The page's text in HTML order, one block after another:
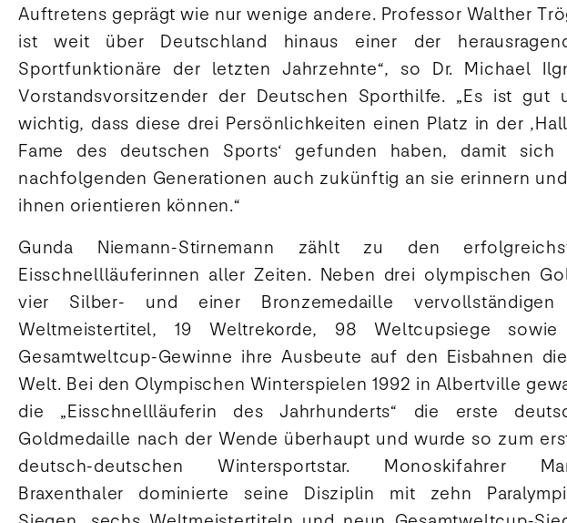
Auftretens geprägt wie nur wenige andere. Professor Walther
ist weit über Deutschland hinaus einer der
Sportfunktionäre der letzten Jahrzehnte“, so Dr. Michael
Vorstandsvorsitzender der Deutschen Sporthilfe. „Es ist gut
wichtig, dass diese drei Persönlichkeiten einen Platz in der
Fame des deutschen Sports‘ gefunden haben, damit sich
nachfolgenden Generationen auch zukünftig an sie erinnern
ihnen orientieren können.“
Gunda Niemann-Stirnemann zählt zu den
Eisschnellläuferinnen aller Zeiten. Neben drei olympischen
vier Silber- und einer Bronzemedaille vervollständigen
Weltmeistertitel, 19 Weltrekorde, 98 Weltcupsiege sowie
Gesamtweltcup-Gewinne ihre Ausbeute auf den Eisbahnen
Welt. Bei den Olympischen Winterspielen 1992 in Albertville
die „Eisschnellläuferin des Jahrhunderts“ die erste
Goldmedaille nach der Wende überhaupt und wurde so zum
deutsch-deutschen Wintersportstar. Monoskifahrer
Braxenthaler dominierte seine Disziplin mit zehn